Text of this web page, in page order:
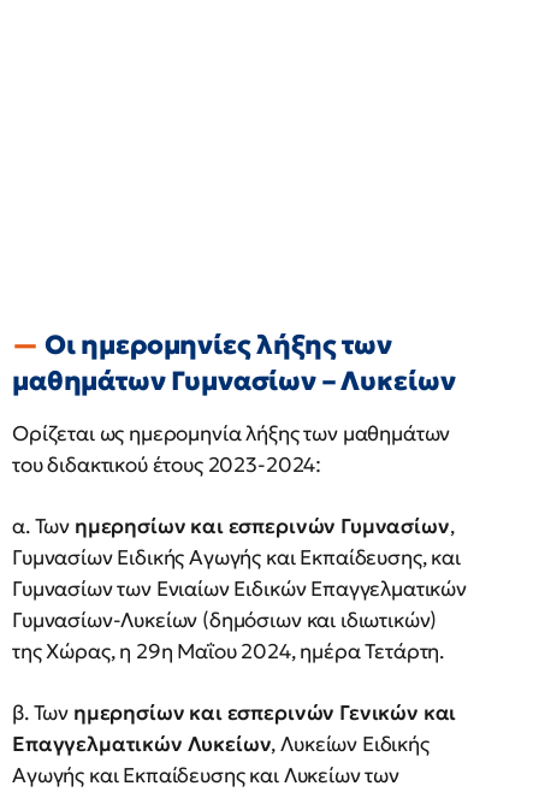
Οι ημερομηνίες λήξης των
μαθημάτων Γυμνασίων – Λυκείων
Ορίζεται ως ημερομηνία λήξης των μαθημάτων
του διδακτικού έτους 2023-2024:
α. Των ημερησίων και εσπερινών Γυμνασίων,
Γυμνασίων Ειδικής Αγωγής και Εκπαίδευσης, και
Γυμνασίων των Ενιαίων Ειδικών Επαγγελματικών
Γυμνασίων-Λυκείων (δημόσιων και ιδιωτικών)
της Χώρας, η 29η Μαΐου 2024, ημέρα Τετάρτη.
β. Των ημερησίων και εσπερινών Γενικών και
Επαγγελματικών Λυκείων, Λυκείων Ειδικής
Αγωγής και Εκπαίδευσης και Λυκείων των